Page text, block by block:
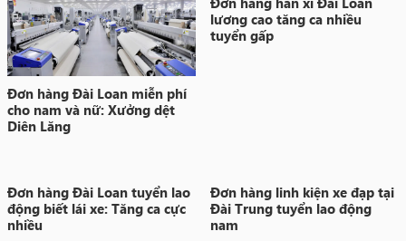
Đơn này còn tuyển không ạ? Em năm nay 30t Sdt
0346297002
Nguyễn Lành-9:34 09/08/2021
Đơn hàng Đài Loan miễn phí
cho nam và nữ: Xưởng dệt
Diên Lăng
lương cao tăng ca nhiều
tuyển gấp
Đơn hàng Đài Loan tuyển lao
động biết lái xe: Tăng ca cực
nhiều
Đơn hàng linh kiện xe đạp tại
Đài Trung tuyển lao động
nam